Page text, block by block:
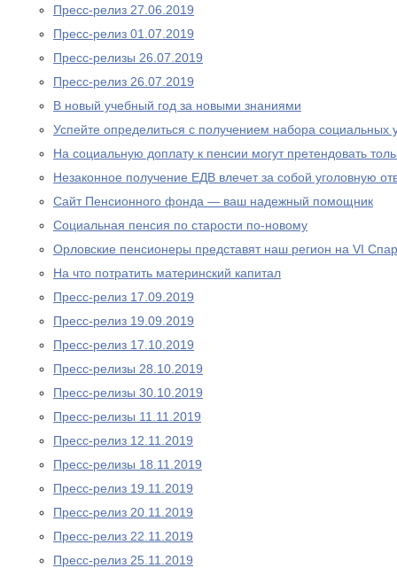
Пресс-релиз 27.06.2019
Пресс-релиз 01.07.2019
Пресс-релизы 26.07.2019
Пресс-релиз 26.07.2019
В новый учебный год за новыми знаниями
Успейте определиться с получением набора социальных
На социальную доплату к пенсии могут претендовать
Незаконное получение ЕДВ влечет за собой уголовную
Сайт Пенсионного фонда — ваш надежный помощник
Социальная пенсия по старости по-новому
Орловские пенсионеры представят наш регион на VI
На что потратить материнский капитал
Пресс-релиз 17.09.2019
Пресс-релиз 19.09.2019
Пресс-релиз 17.10.2019
Пресс-релизы 28.10.2019
Пресс-релизы 30.10.2019
Пресс-релизы 11.11.2019
Пресс-релиз 12.11.2019
Пресс-релизы 18.11.2019
Пресс-релиз 19.11.2019
Пресс-релиз 20.11.2019
Пресс-релиз 22.11.2019
Пресс-релиз 25.11.2019